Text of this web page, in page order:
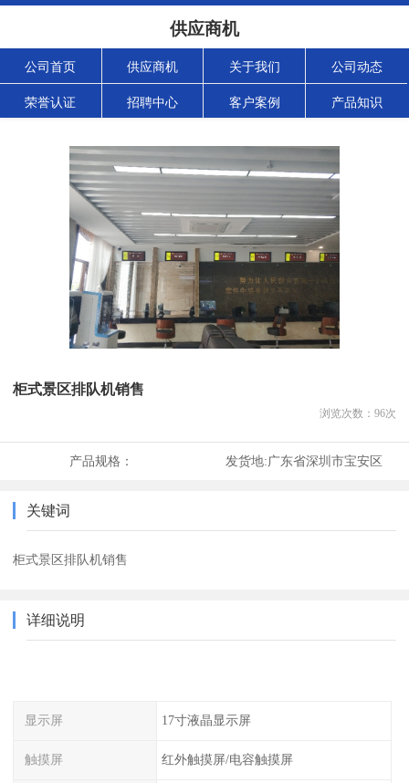
供应商机
公司首页 供应商机 关于我们 公司动态
荣誉认证 招聘中心 客户案例 产品知识
柜式景区排队机销售
浏览次数： 96次
产品规格： 发货地:广东省深圳市宝安区
关键词
柜式景区排队机销售
详细说明
显示屏 17寸液晶显示屏
触摸屏 红外触摸屏/电容触摸屏